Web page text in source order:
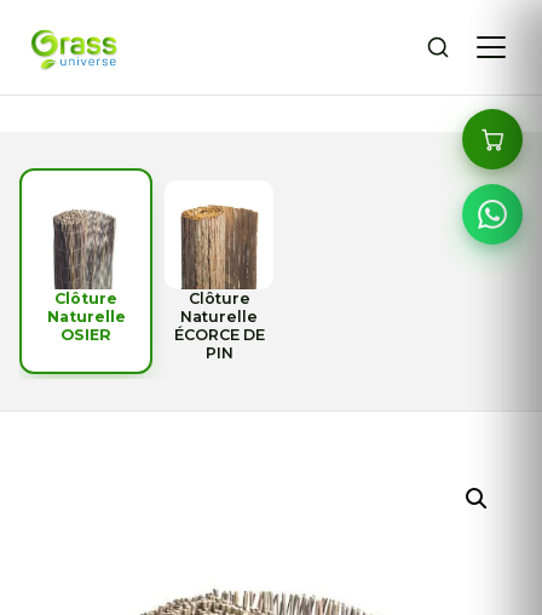
Clôture
Naturelle
OSIER
Clôture
Naturelle
ÉCORCE DE
PIN